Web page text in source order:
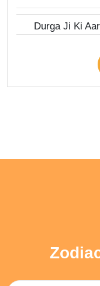
Durga Ji Ki